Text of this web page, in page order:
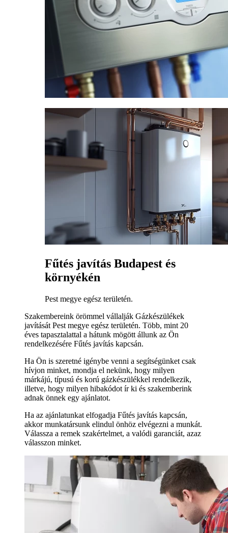
Fűtés javítás Budapest és
környékén
Pest megye egész területén.
Szakembereink örömmel vállalják Gázkészülékek
javítását Pest megye egész területén. Több, mint 20
éves tapasztalattal a hátunk mögött állunk az Ön
rendelkezésére Fűtés javítás kapcsán.
Ha Ön is szeretné igénybe venni a segítségünket csak
hívjon minket, mondja el nekünk, hogy milyen
márkájú, típusú és korú gázkészülékkel rendelkezik,
illetve, hogy milyen hibakódot ír ki és szakemberink
adnak önnek egy ajánlatot.
Ha az ajánlatunkat elfogadja Fűtés javítás kapcsán,
akkor munkatársunk elindul önhöz elvégezni a munkát.
Válassza a remek szakértelmet, a valódi garanciát, azaz
válasszon minket.